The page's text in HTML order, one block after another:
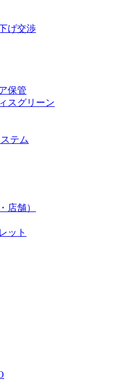
げ交渉
保管
スグリーン
テム
店舗）
ット